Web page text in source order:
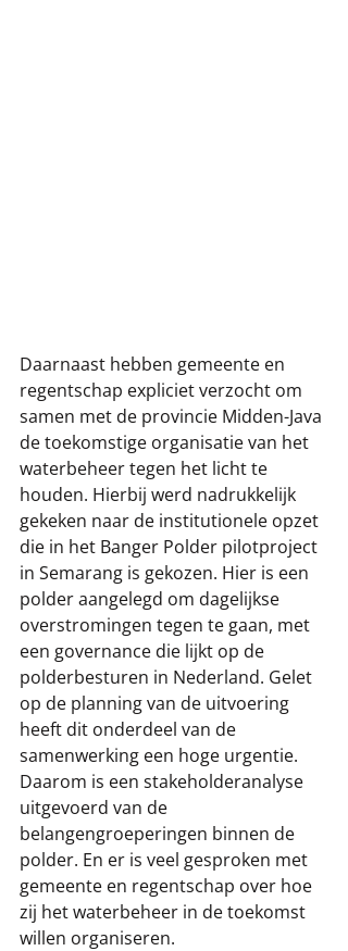
Daarnaast hebben gemeente en
regentschap expliciet verzocht om
samen met de provincie Midden-Java
de toekomstige organisatie van het
waterbeheer tegen het licht te
houden. Hierbij werd nadrukkelijk
gekeken naar de institutionele opzet
die in het Banger Polder pilotproject
in Semarang is gekozen. Hier is een
polder aangelegd om dagelijkse
overstromingen tegen te gaan, met
een governance die lijkt op de
polderbesturen in Nederland. Gelet
op de planning van de uitvoering
heeft dit onderdeel van de
samenwerking een hoge urgentie.
Daarom is een stakeholderanalyse
uitgevoerd van de
belangengroeperingen binnen de
polder. En er is veel gesproken met
gemeente en regentschap over hoe
zij het waterbeheer in de toekomst
willen organiseren.